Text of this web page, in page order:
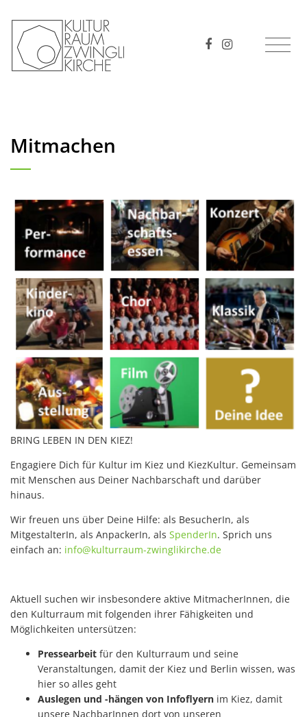
Mitmachen
BRING LEBEN IN DEN KIEZ!
Engagiere Dich für Kultur im Kiez und KiezKultur. Gemeinsam
mit Menschen aus Deiner Nachbarschaft und darüber
hinaus.
Wir freuen uns über Deine Hilfe: als BesucherIn, als
MitgestalterIn, als AnpackerIn, als SpenderIn. Sprich uns
einfach an: info@kulturraum-zwinglikirche.de
Aktuell suchen wir insbesondere aktive MitmacherInnen, die
den Kulturraum mit folgenden ihrer Fähigkeiten und
Möglichkeiten untersützen:
Pressearbeit für den Kulturraum und seine
Veranstaltungen, damit der Kiez und Berlin wissen, was
hier so alles geht
Auslegen und -hängen von Infoflyern im Kiez, damit
unsere NachbarInnen dort von unseren